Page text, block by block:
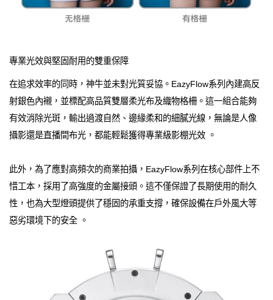
專業光效與堅固耐用的雙重保障
在追求效率的同時，神牛並未對光質妥協。EazyFlow系列內建高反
射銀色內襯，並標配高品質雙層柔光布及織物格柵。這一組合能夠
有效消除光斑，輸出過渡自然、邊緣柔和的細膩光線，無論是人像
攝影還是直播間布光，都能輕鬆獲得專業級影棚光效 。
此外，為了應對高頻次的商業拍攝，EazyFlow系列在核心部件上不
惜工本，採用了高強度的金屬接頭。這不僅保證了長期使用的耐久
性，也為大型燈頭提供了穩固的承重支撐，確保設備在戶外風大等
惡劣環境下的安全 。